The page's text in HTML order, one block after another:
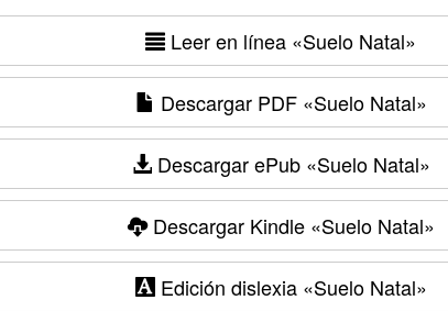
Leer en línea «Suelo Natal»
Descargar PDF«Suelo Natal»
Descargar ePub«Suelo Natal»
Descargar Kindle«Suelo Natal»
Edición dislexia«Suelo Natal»